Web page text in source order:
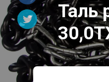
Таль